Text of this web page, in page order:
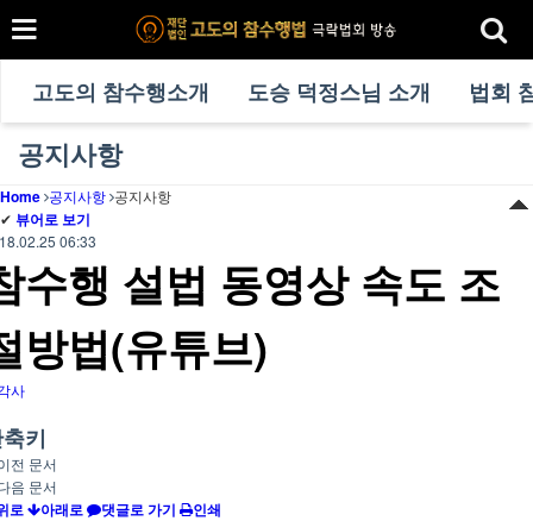
고도의 참수행소개 도승 덕정스님 소개 법회
공지사항
Home 공지사항 공지사항
✔ 뷰어로 보기
06:33
수행 설법 동영상 속도 조
방법(유튜브)
사
키
전 문서
음 문서
로 아래로 댓글로 가기 인쇄